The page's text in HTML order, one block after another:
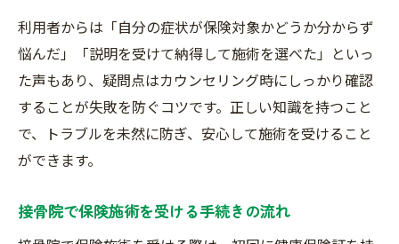
利用者からは「自分の症状が保険対象かどうか分からず
悩んだ」「説明を受けて納得して施術を選べた」といっ
た声もあり、疑問点はカウンセリング時にしっかり確認
することが失敗を防ぐコツです。正しい知識を持つこと
で、トラブルを未然に防ぎ、安心して施術を受けること
ができます。
接骨院で保険施術を受ける手続きの流れ